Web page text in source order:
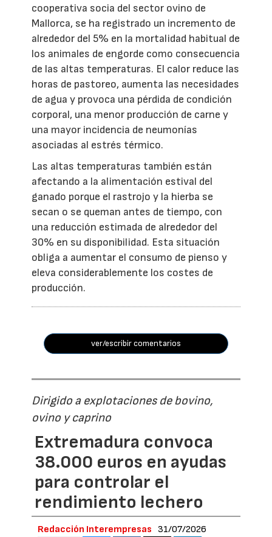
cooperativa socia del sector ovino de
Mallorca, se ha registrado un incremento de
alrededor del 5% en la mortalidad habitual de
los animales de engorde como consecuencia
de las altas temperaturas. El calor reduce las
horas de pastoreo, aumenta las necesidades
de agua y provoca una pérdida de condición
corporal, una menor producción de carne y
una mayor incidencia de neumonías
asociadas al estrés térmico.
Las altas temperaturas también están
afectando a la alimentación estival del
ganado porque el rastrojo y la hierba se
secan o se queman antes de tiempo, con
una reducción estimada de alrededor del
30% en su disponibilidad. Esta situación
obliga a aumentar el consumo de pienso y
eleva considerablemente los costes de
producción.
ver/escribir comentarios
Dirigido a explotaciones de bovino,
ovino y caprino
Extremadura convoca
38.000 euros en ayudas
para controlar el
rendimiento lechero
Redacción Interempresas 31/07/2026